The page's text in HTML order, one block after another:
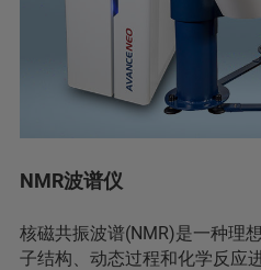
NMR波谱仪
核磁共振波谱(NMR)是一种理
子结构、动态过程和化学反应